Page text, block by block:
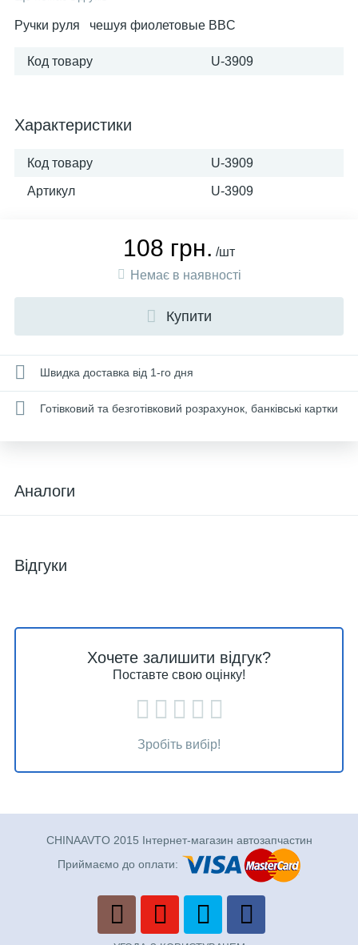
Ручки руля чешуя фиолетовые BBC
Код товару U-3909
Характеристики
Код товару U-3909
Артикул U-3909
108 грн. /шт
Немає в наявності
Купити
Швидка доставка від 1-го дня
Готівковий та безготівковий розрахунок, банківські картки
Аналоги
Відгуки
Хочете залишити відгук?
Поставте свою оцінку!
Зробіть вибір!
CHINAAVTO 2015 Інтернет-магазин автозапчастин
Приймаємо до оплати: